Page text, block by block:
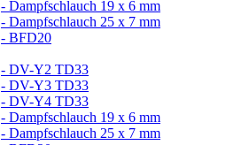
- Dampfschlauch 19 x 6 mm
- Dampfschlauch 25 x 7 mm
- BFD20
- DV-Y2 TD33
- DV-Y3 TD33
- DV-Y4 TD33
- Dampfschlauch 19 x 6 mm
- Dampfschlauch 25 x 7 mm